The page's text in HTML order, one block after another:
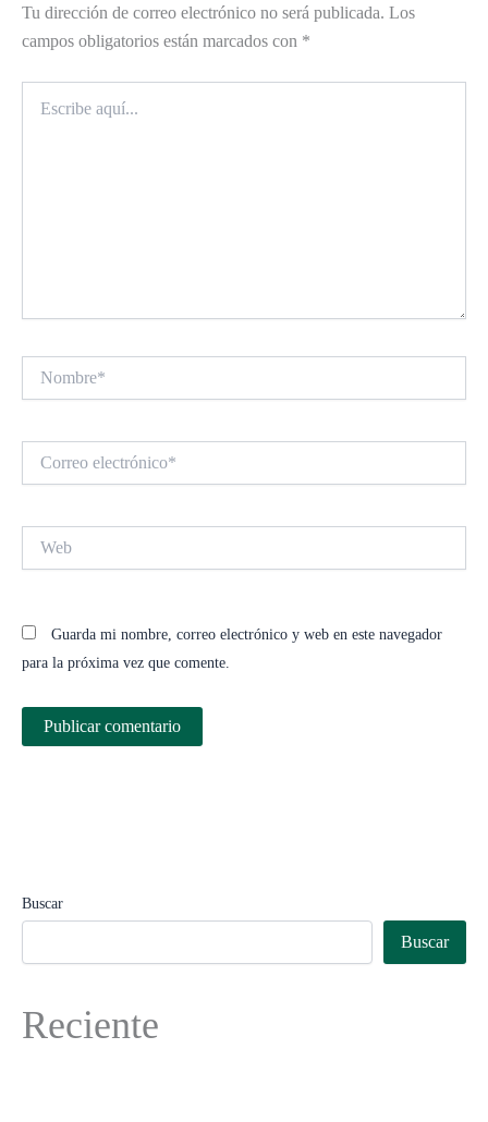
Tu dirección de correo electrónico no será publicada. Los
campos obligatorios están marcados con *
aquí...
electrónico*
Guarda mi nombre, correo electrónico y web en este navegador
para la próxima vez que comente.
Buscar
Buscar
Reciente